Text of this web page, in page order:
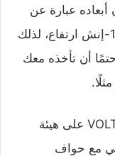
عبارة عن
1.7- إنش طول × 1.5-إنش عرض × 1.3-إنش ارتفاع، لذلك
أن تأخذه معك
يأتي شاحن VOLTME Revo Lite Duo 35W على هيئة
مع حواف